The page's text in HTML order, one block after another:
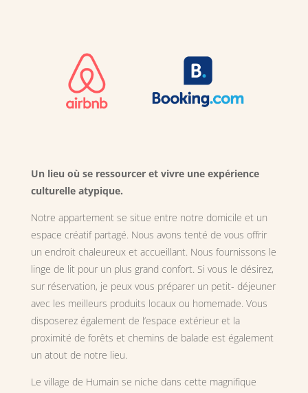
Un lieu où se ressourcer et vivre une expérience
culturelle atypique.
Notre appartement se situe entre notre domicile et un
espace créatif partagé. Nous avons tenté de vous offrir
un endroit chaleureux et accueillant. Nous fournissons le
linge de lit pour un plus grand confort. Si vous le désirez,
sur réservation, je peux vous préparer un petit- déjeuner
avec les meilleurs produits locaux ou homemade. Vous
disposerez également de l’espace extérieur et la
proximité de forêts et chemins de balade est également
un atout de notre lieu.
Le village de Humain se niche dans cette magnifique